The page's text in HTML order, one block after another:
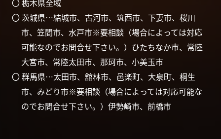
〇 栃木県全域
〇 茨城県…結城市、古河市、筑西市、下妻市、桜川
市、笠間市、水戸市※要相談（場合によっては対応
可能なのでお問合せ下さい。）ひたちなか市、常陸
大宮市、常陸太田市、那珂市、小美玉市
〇 群馬県…太田市、舘林市、邑楽町、大泉町、桐生
市、みどり市※要相談（場合によっては対応可能な
のでお問合せ下さい。）伊勢崎市、前橋市